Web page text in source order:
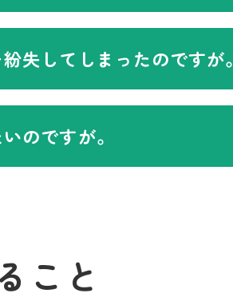
失してしまったのですが。
のですが。
こと